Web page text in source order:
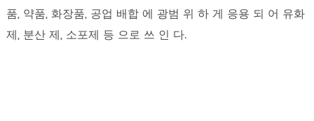
품, 약품, 화장품, 공업 배합 에 광범 위 하 게 응용 되 어 유화
제, 분산 제, 소포제 등 으로 쓰 인 다.